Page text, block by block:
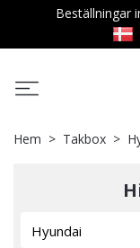
Beställningar
Hem Takbox